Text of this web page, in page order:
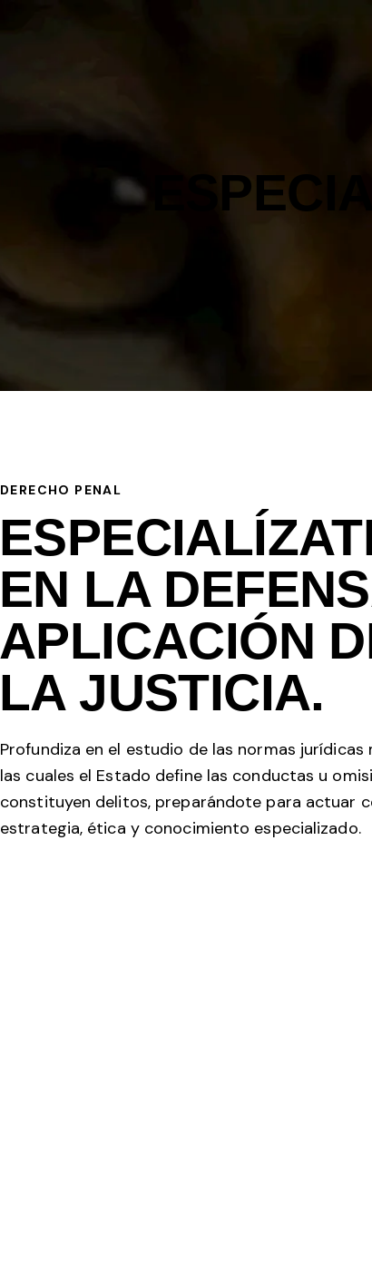
DERECHO PENAL
EN LA
APLICACIÓN
LA JUSTICIA.
Profundiza en el estudio de las normas jurídicas
las cuales el Estado define las conductas u
constituyen delitos, preparándote para actuar
estrategia, ética y conocimiento especializado.